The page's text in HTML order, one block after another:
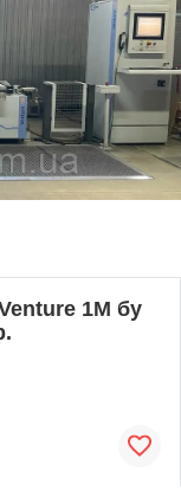
1M бу